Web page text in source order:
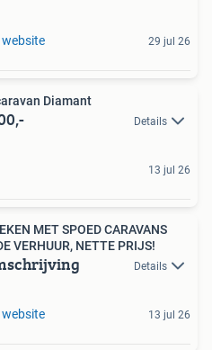
website 29 jul 26
Diamant
Details
13 jul 26
MET SPOED CARAVANS
VERHUUR, NETTE PRIJS!
Details
website 13 jul 26